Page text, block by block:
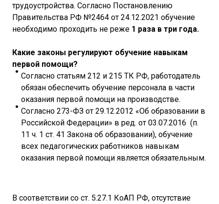
трудоустройства. Согласно Постановлению
Правительства РФ №2464 от 24.12.2021 обучение
необходимо проходить не реже 1 раза в три года.
Какие законы регулируют обучение навыкам
первой помощи?
Согласно статьям 212 и 215 ТК РФ, работодатель
обязан обеспечить обучение персонала в части
оказания первой помощи на производстве.
Согласно 273-ФЗ от 29.12.2012 «Об образовании в
Российской Федерации» в ред. от 03.07.2016 (п.
11 ч. 1 ст. 41 Закона об образовании), обучение
всех педагогических работников навыкам
оказания первой помощи является обязательным.
В соответствии со ст. 5.27.1 КоАП РФ, отсутствие